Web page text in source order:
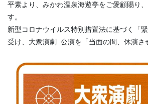
平素より、みかわ温泉海遊亭をご愛顧賜り
す。
新型コロナウイルス特別措置法に基づく「
受け、大衆演劇 公演を「当面の間、休演さ